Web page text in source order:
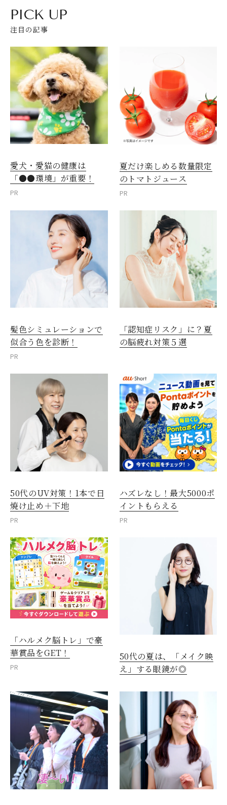
PICK UP
注目の記事
愛犬・愛猫の健康は
「●●環境」が重要！
PR
夏だけ楽しめる数量限定
のトマトジュース
PR
髪色シミュレーションで
似合う色を診断！
PR
「認知症リスク」に？夏
の脳疲れ対策５選
50代のUV対策！1本で日
焼け止め＋下地
PR
ハズレなし！最大5000ポ
イントもらえる
PR
「ハルメク脳トレ」で豪
華賞品をGET！
PR
50代の夏は、「メイク映
え」する眼鏡が◎